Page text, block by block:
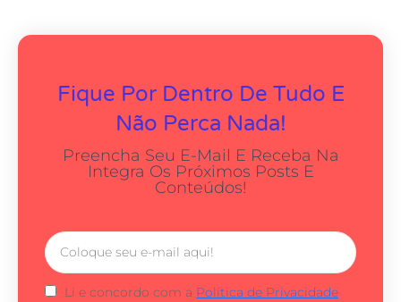
Fique Por Dentro De Tudo E
Não Perca Nada!
Preencha Seu E-Mail E Receba Na
Integra Os Próximos Posts E
Conteúdos!
Li e concordo com a Política de Privacidade